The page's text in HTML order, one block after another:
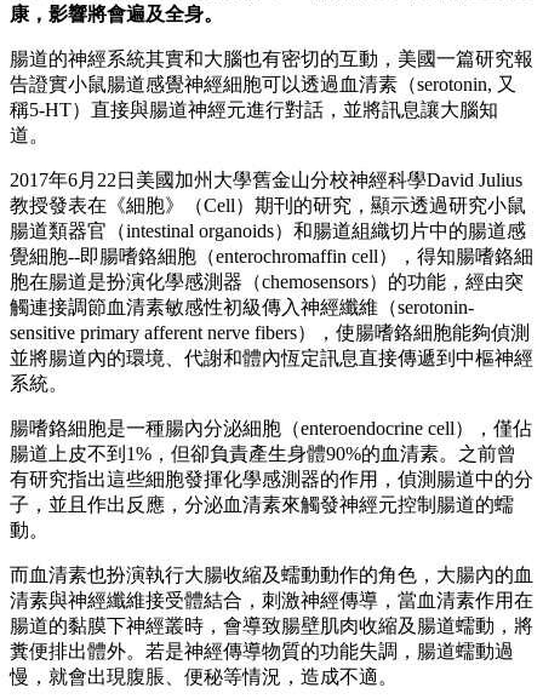
康，影響將會遍及全身。
腸道的神經系統其實和大腦也有密切的互動，美國一篇研究報
告證實小鼠腸道感覺神經細胞可以透過血清素（serotonin, 又
稱5-HT）直接與腸道神經元進行對話，並將訊息讓大腦知
道。
2017年6月22日美國加州大學舊金山分校神經科學David Julius
教授發表在《細胞》（Cell）期刊的研究，顯示透過研究小鼠
腸道類器官（intestinal organoids）和腸道組織切片中的腸道感
覺細胞--即腸嗜鉻細胞（enterochromaffin cell），得知腸嗜鉻細
胞在腸道是扮演化學感測器（chemosensors）的功能，經由突
觸連接調節血清素敏感性初級傳入神經纖維（serotonin-
sensitive primary afferent nerve fibers），使腸嗜鉻細胞能夠偵測
並將腸道內的環境、代謝和體內恆定訊息直接傳遞到中樞神經
系統。
腸嗜鉻細胞是一種腸內分泌細胞（enteroendocrine cell），僅佔
腸道上皮不到1%，但卻負責產生身體90%的血清素。之前曾
有研究指出這些細胞發揮化學感測器的作用，偵測腸道中的分
子，並且作出反應，分泌血清素來觸發神經元控制腸道的蠕
動。
而血清素也扮演執行大腸收縮及蠕動動作的角色，大腸內的血
清素與神經纖維接受體結合，刺激神經傳導，當血清素作用在
腸道的黏膜下神經叢時，會導致腸壁肌肉收縮及腸道蠕動，將
糞便排出體外。若是神經傳導物質的功能失調，腸道蠕動過
慢，就會出現腹脹、便秘等情況，造成不適。